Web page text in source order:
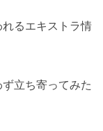
るエキストラ情
立ち寄ってみた